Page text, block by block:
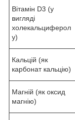
Вітамін D3 (у
вигляді
холекальциферол
у)
Кальцій (як
карбонат кальцію)
Магній (як оксид
магнію)